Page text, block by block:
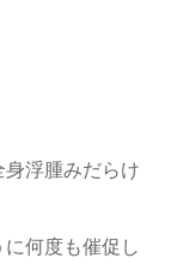
浮腫みだらけ
何度も催促し